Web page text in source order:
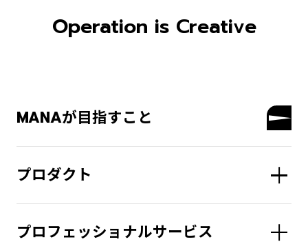
Operation is Creative
MANAが目指すこと
プロダクト
プロフェッショナルサービス